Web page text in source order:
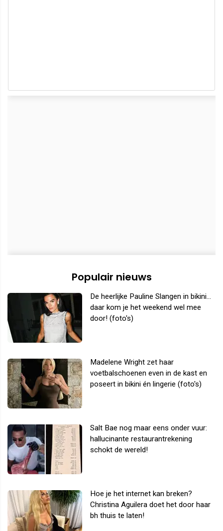
Populair nieuws
De heerlijke Pauline Slangen in bikini...
daar kom je het weekend wel mee
door! (foto's)
Madelene Wright zet haar
voetbalschoenen even in de kast en
poseert in bikini én lingerie (foto's)
Salt Bae nog maar eens onder vuur:
hallucinante restaurantrekening
schokt de wereld!
Hoe je het internet kan breken?
Christina Aguilera doet het door haar
bh thuis te laten!